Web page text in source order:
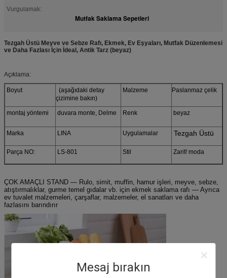
Mesaj bırakın
Vurgulamak:
Mutfak Saklama Sepetleri
Tezgah Üstü Meyve ve Sebze Rafı, Ekmek, Ev Eşyaları, Mutfak Düzenlemesi
ve Daha Fazlası İçin İdeal, Antik Tarz (beyaz)
Açıklama:
Boyut
(aşağıdaki detay
çizimine bakın)
Malzeme Paslanmaz çelik
montaj yöntemi duvara monte, Delme Renk beyaz
Marka LINA Uygulamalar Tezgah Üstü
Parça NO: LS-801 Stil Zarif/ moda
ÇOK AMAÇLI STAND — Rulo, simit, muffin, hamur işleri, meyve, sebze,
atıştırmalıklar, gurme temel gıdalar vb. için ekmek saklama rafı — Ayrıca
ev tuvalet malzemeleri, çarşaflar, malzemeler, el sanatları ve daha
fazlasını barındırır